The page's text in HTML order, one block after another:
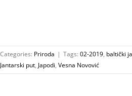
Categories: Priroda | Tags: 02-2019, baltički
Jantarski put, Japodi, Vesna Novović